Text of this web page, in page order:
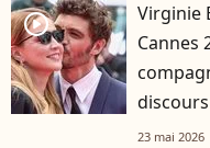
player2
Virginie
Cannes
discours
23 mai 2026